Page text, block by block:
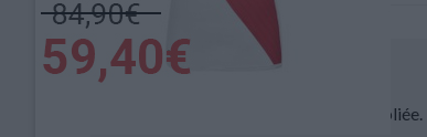
Laisser un commentaire
Votre adresse e-mail ne sera pas publiée.